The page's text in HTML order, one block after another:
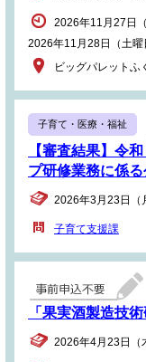
2026年11月27日
2026年11月28日（土
ビッグパレットふ
子育て・医療・福祉
【審査結果】令
プ研修業務に係
2026年3月23日（
子育て支援課
「果実酒製造技
2026年4月23日（